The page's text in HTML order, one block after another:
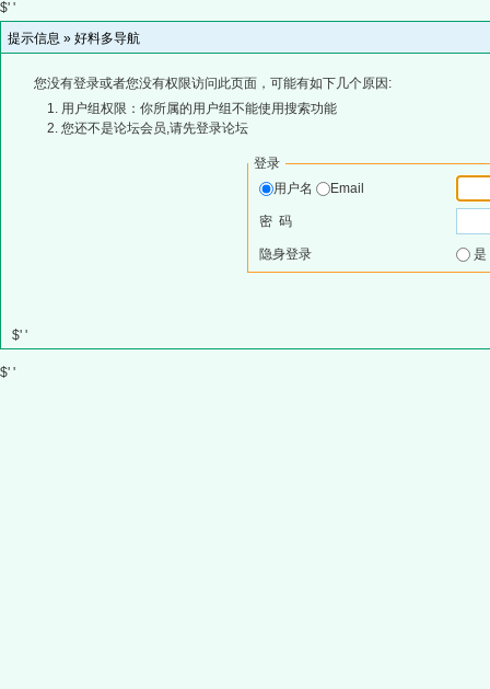
$' '
提示信息 » 好料多导航
您没有登录或者您没有权限访问此页面，可能有如下几个原因:
用户组权限：你所属的用户组不能使用搜索功能
您还不是论坛会员,请先登录论坛
登录
用户名
Email
密 码
隐身登录
$' '
$' '